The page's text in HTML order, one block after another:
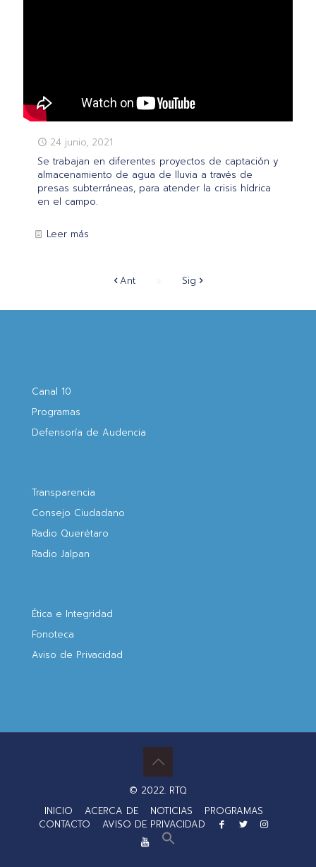
24 junio, 2021
Se trabajan en diferentes proyectos de captación y
almacenamiento de agua de lluvia a través de
presas subterráneas, para atender la crisis hídrica
en el campo.
Leer más
Ant Sig
Canal 10
Programas
Defensoría de Audencia
Transparencia
Consejo Ciudadano
Radio Querétaro
Radio Jalpan
Ética e Integridad
Fonoteca
Aviso de Privacidad
© 2022. RTQ
INICIO
ACERCA DE NOTICIAS
PROGRAMAS
CONTACTO
AVISO DE PRIVACIDAD